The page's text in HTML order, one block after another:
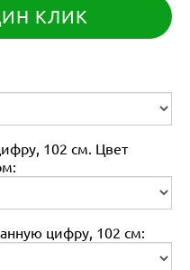
КЛИК
102 см. Цвет
цифру, 102 см: